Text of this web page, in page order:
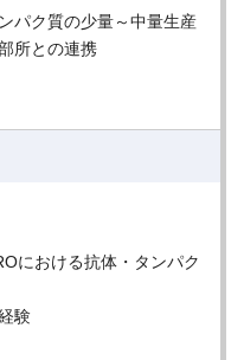
パク質の少量～中量生産
所との連携
における抗体・タンパク
験